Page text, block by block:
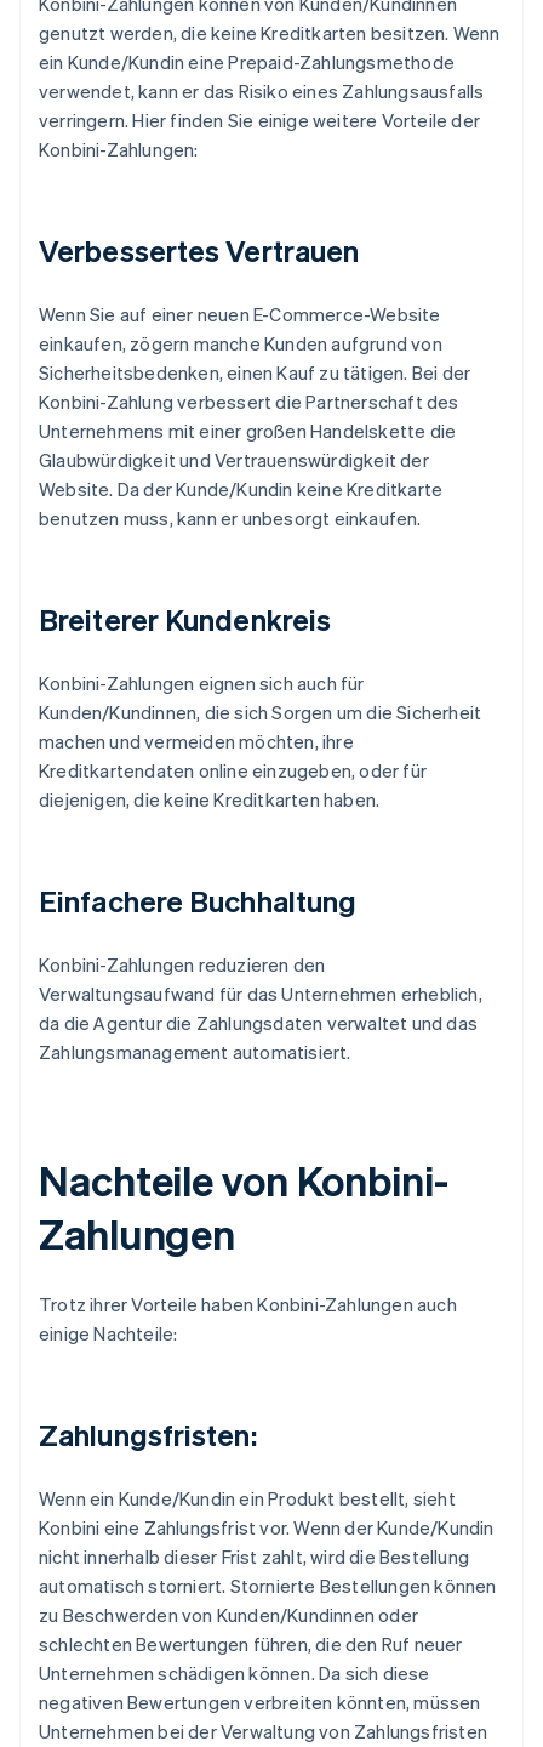
genutzt werden, die keine Kreditkarten besitzen. Wenn
ein Kunde/Kundin eine Prepaid-Zahlungsmethode
verwendet, kann er das Risiko eines Zahlungsausfalls
verringern. Hier finden Sie einige weitere Vorteile der
Konbini-Zahlungen:
Verbessertes Vertrauen
Wenn Sie auf einer neuen E-Commerce-Website
einkaufen, zögern manche Kunden aufgrund von
Sicherheitsbedenken, einen Kauf zu tätigen. Bei der
Konbini-Zahlung verbessert die Partnerschaft des
Unternehmens mit einer großen Handelskette die
Glaubwürdigkeit und Vertrauenswürdigkeit der
Website. Da der Kunde/Kundin keine Kreditkarte
benutzen muss, kann er unbesorgt einkaufen.
Breiterer Kundenkreis
Konbini-Zahlungen eignen sich auch für
Kunden/Kundinnen, die sich Sorgen um die Sicherheit
machen und vermeiden möchten, ihre
Kreditkartendaten online einzugeben, oder für
diejenigen, die keine Kreditkarten haben.
Einfachere Buchhaltung
Konbini-Zahlungen reduzieren den
Verwaltungsaufwand für das Unternehmen erheblich,
da die Agentur die Zahlungsdaten verwaltet und das
Zahlungsmanagement automatisiert.
Nachteile von Konbini-
Zahlungen
Trotz ihrer Vorteile haben Konbini-Zahlungen auch
einige Nachteile:
Zahlungsfristen:
Wenn ein Kunde/Kundin ein Produkt bestellt, sieht
Konbini eine Zahlungsfrist vor. Wenn der Kunde/Kundin
nicht innerhalb dieser Frist zahlt, wird die Bestellung
automatisch storniert. Stornierte Bestellungen können
zu Beschwerden von Kunden/Kundinnen oder
schlechten Bewertungen führen, die den Ruf neuer
Unternehmen schädigen können. Da sich diese
negativen Bewertungen verbreiten könnten, müssen
Unternehmen bei der Verwaltung von Zahlungsfristen